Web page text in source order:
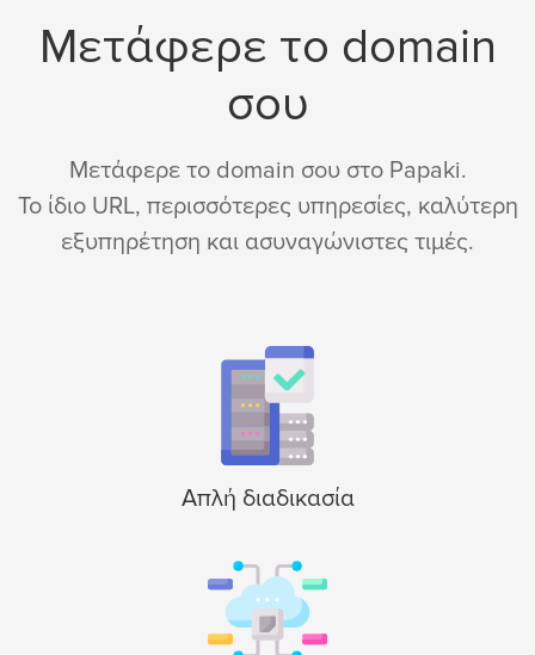
Μετάφερε το domain
σου
Μετάφερε το domain σου στο Papaki.
Το ίδιο URL, περισσότερες υπηρεσίες, καλύτερη
εξυπηρέτηση και ασυναγώνιστες τιμές.
Απλή διαδικασία